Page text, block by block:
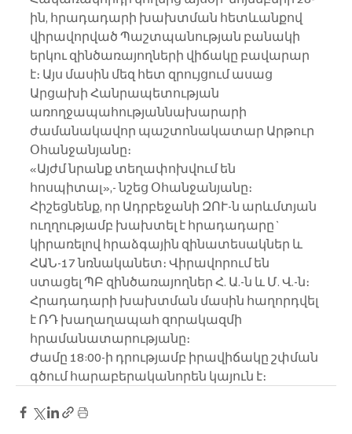
ին, հրադադարի խախտման հետևանքով
վիրավորված Պաշտպանության բանակի
երկու զինծառայողների վիճակը բավարար
է։ Այս մասին մեզ հետ զրույցում ասաց
Արցախի Հանրապետության
առողջապահությաննախարարի
ժամանակավոր պաշտոնակատար Արթուր
Օհանջանյանը։
«Այժմ նրանք տեղափոխվում են
հոսպիտալ»,- նշեց Օհանջանյանը։
Հիշեցնենք, որ Ադրբեջանի ԶՈՒ-ն արևմտյան
ուղղությամբ խախտել է հրադադարը`
կիրառելով հրաձգային զինատեսակներ և
ՀԱՆ-17 նռնականետ։ Վիրավորում են
ստացել ՊԲ զինծառայողներ Հ. Ա.-ն և Մ. Վ.-ն։
Հրադադարի խախտման մասին հաղորդվել
է ՌԴ խաղաղապահ զորակազմի
հրամանատարությանը։
Ժամը 18:00-ի դրությամբ իրավիճակը շփման
գծում հարաբերականորեն կայուն է։